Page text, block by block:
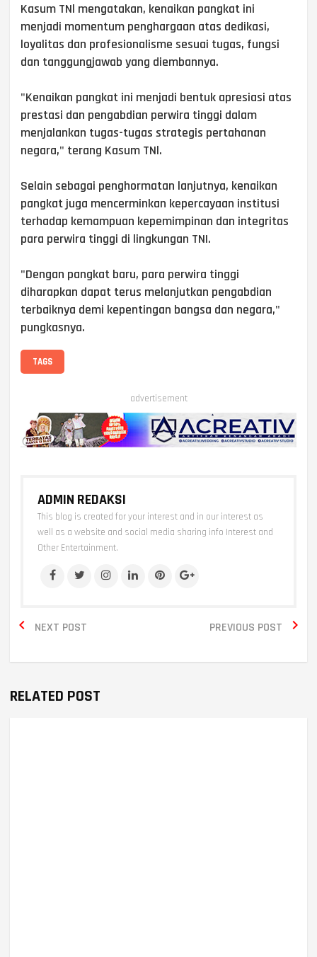
Kasum TNl mengatakan, kenaikan pangkat ini
menjadi momentum penghargaan atas dedikasi,
loyalitas dan profesionalisme sesuai tugas, fungsi
dan tanggungjawab yang diembannya.
"Kenaikan pangkat ini menjadi bentuk apresiasi atas
prestasi dan pengabdian perwira tinggi dalam
menjalankan tugas-tugas strategis pertahanan
negara," terang Kasum TNl.
Selain sebagai penghormatan lanjutnya, kenaikan
pangkat juga mencerminkan kepercayaan institusi
terhadap kemampuan kepemimpinan dan integritas
para perwira tinggi di lingkungan TNI.
"Dengan pangkat baru, para perwira tinggi
diharapkan dapat terus melanjutkan pengabdian
terbaiknya demi kepentingan bangsa dan negara,"
pungkasnya.
TAGS
advertisement
ADMIN REDAKSI
This blog is created for your interest and in our interest as
well as a website and social media sharing info Interest and
Other Entertainment.
NEXT POST
 PREVIOUS POST 
RELATED POST